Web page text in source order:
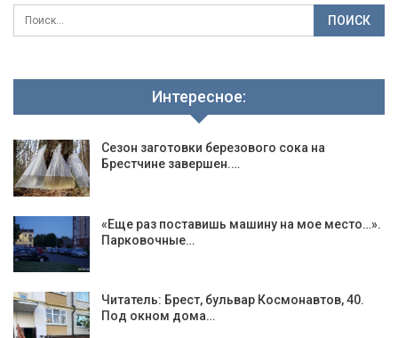
Интересное:
Сезон заготовки березового сока на
Брестчине завершен.…
«Еще раз поставишь машину на мое место…».
Парковочные…
Читатель: Брест, бульвар Космонавтов, 40.
Под окном дома…